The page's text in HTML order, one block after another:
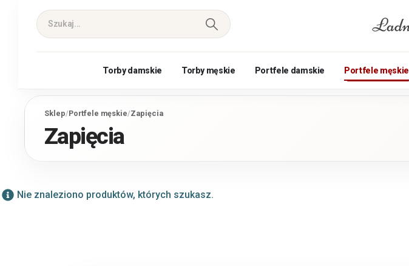
Torby damskie Torby męskie Portfele damskie Portfele męskie
Sklep/Portfele męskie/Zapięcia
Zapięcia
Nie znaleziono produktów, których szukasz.